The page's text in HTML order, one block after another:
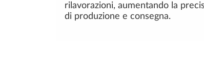
rilavorazioni, aumentando la
di produzione e consegna.